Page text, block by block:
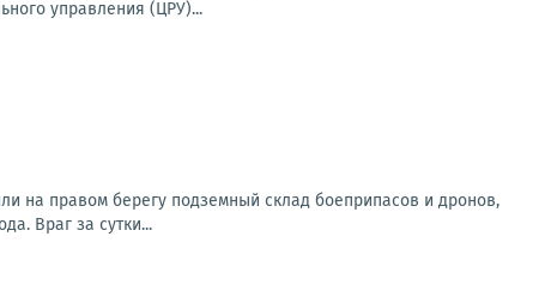
управления (ЦРУ)...
на правом берегу подземный склад боеприпасов и дронов,
Враг за сутки...